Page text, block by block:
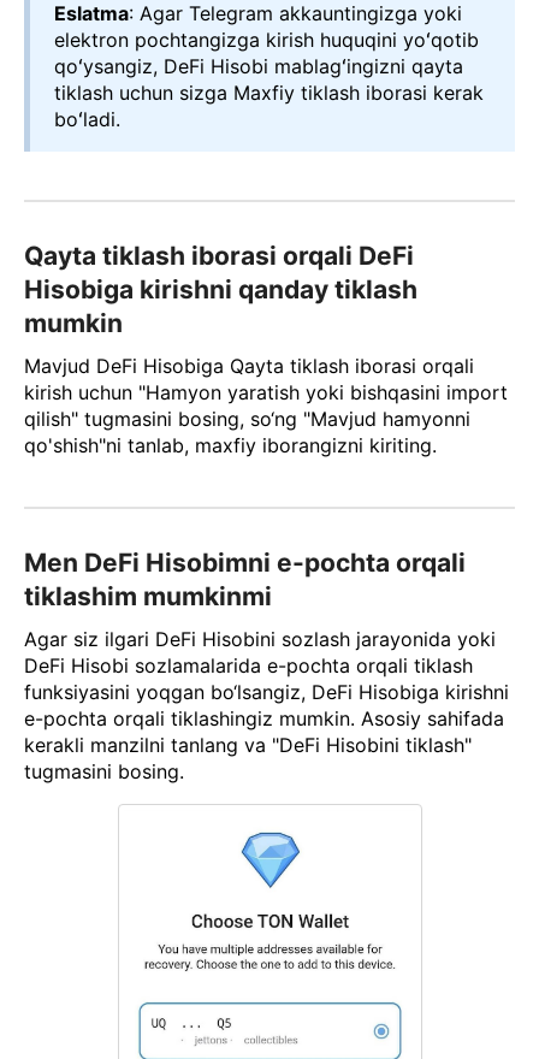
Eslatma: Agar Telegram akkauntingizga yoki
elektron pochtangizga kirish huquqini yoʻqotib
qoʻysangiz, DeFi Hisobi mablagʻingizni qayta
tiklash uchun sizga Maxfiy tiklash iborasi kerak
boʻladi.
Qayta tiklash iborasi orqali DeFi
Hisobiga kirishni qanday tiklash
mumkin
Mavjud DeFi Hisobiga Qayta tiklash iborasi orqali
kirish uchun "Hamyon yaratish yoki bishqasini import
qilish" tugmasini bosing, so‘ng "Mavjud hamyonni
qo'shish"ni tanlab, maxfiy iborangizni kiriting.
Men DeFi Hisobimni e-pochta orqali
tiklashim mumkinmi
Agar siz ilgari DeFi Hisobini sozlash jarayonida yoki
DeFi Hisobi sozlamalarida e-pochta orqali tiklash
funksiyasini yoqgan bo‘lsangiz, DeFi Hisobiga kirishni
e-pochta orqali tiklashingiz mumkin. Asosiy sahifada
kerakli manzilni tanlang va "DeFi Hisobini tiklash"
tugmasini bosing.